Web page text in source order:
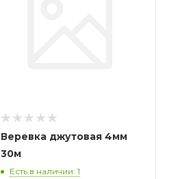
Веревка джутовая 4мм
30м
Есть в наличии: 1